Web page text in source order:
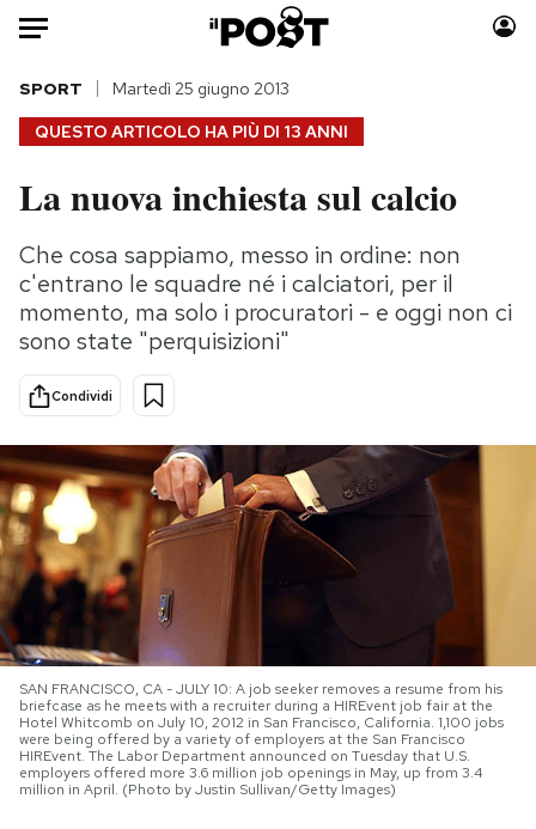
Auto
HOME
Italia
Politica
Tecnologia
Internet
Scienza
Cultura
Economia
Sport
Moda
Consumismi
Storie/Idee
Altrecose
Mondiali calcio 2026
PODCAST
NEWSLETTER
I MIEI PREFERITI
QUESTO ARTICOLO HA PIÙ DI 13 ANNI
SPORT Martedì 25 giugno 2013
La nuova inchiesta sul calcio
Che cosa sappiamo, messo in ordine: non
c'entrano le squadre né i calciatori, per il
momento, ma solo i procuratori - e oggi non ci
sono state "perquisizioni"
Condividi
SAN FRANCISCO, CA - JULY 10: A job seeker removes a resume from his
briefcase as he meets with a recruiter during a HIREvent job fair at the
Hotel Whitcomb on July 10, 2012 in San Francisco, California. 1,100 jobs
were being offered by a variety of employers at the San Francisco
HIREvent. The Labor Department announced on Tuesday that U.S.
employers offered more 3.6 million job openings in May, up from 3.4
million in April. (Photo by Justin Sullivan/Getty Images)